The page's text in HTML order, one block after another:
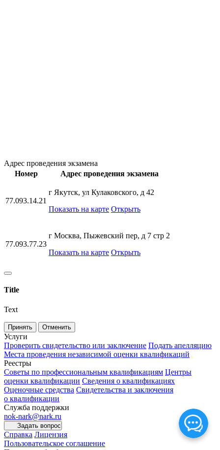
Адрес проведения экзамена
Номер
Адрес проведения экзамена
77.093.14.21
г Якутск, ул Кулаковского, д 42
Показать на карте Открыть
77.093.77.23
г Москва, Пыжевский пер, д 7 стр 2
Показать на карте Открыть
Title
Text
Принять Отменить
Услуги
Проверить свидетельство или заключение Подать апелляцию
Места проведения независимой оценки квалификаций
Реестры
Советы по профессиональным квалификациям Центры
оценки квалификации Сведения о квалификациях
Оценочные средства Свидетельства и заключения
о квалификации
Служба поддержки
nok-nark@nark.ru
Задать вопрос
Справка Лицензия
Пользовательское соглашение